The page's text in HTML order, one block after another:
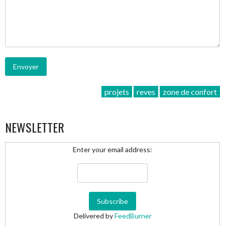
projets reves zone de confort
NEWSLETTER
Enter your email address:
Delivered byFeedBurner